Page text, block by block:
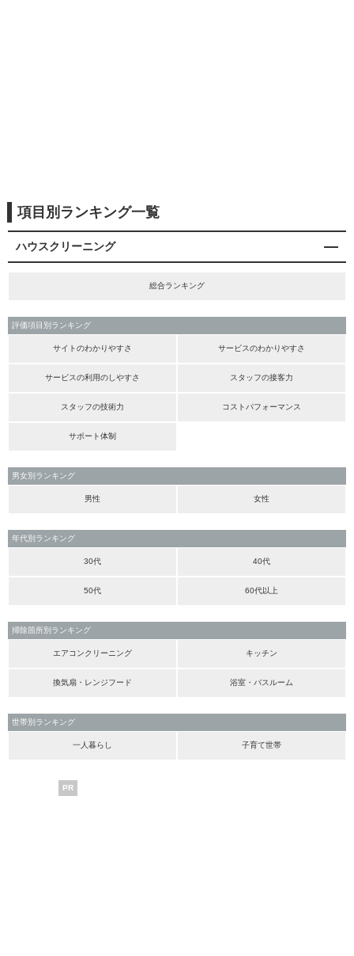
項目別ランキング一覧
ハウスクリーニング
総合ランキング
評価項目別ランキング
サイトのわかりやすさ サービスのわかりやすさ
サービスの利用のしやすさ スタッフの接客力
スタッフの技術力 コストパフォーマンス
サポート体制
男女別ランキング
男性 女性
年代別ランキング
30代 40代
50代 60代以上
掃除箇所別ランキング
エアコンクリーニング キッチン
換気扇・レンジフード 浴室・バスルーム
世帯別ランキング
一人暮らし 子育て世帯
PR